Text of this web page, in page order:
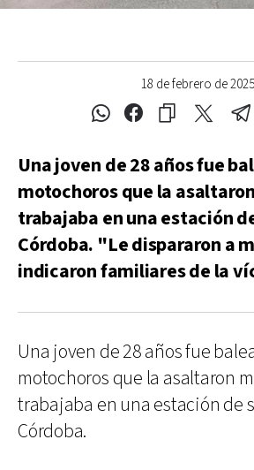
18 de febrero de 2025
Una joven de 28 años fue
motochoros que la
trabajaba en una estación
Córdoba. "Le dispararon a
indicaron familiares de la
Una joven de 28 años fue
motochoros que la asaltaron
trabajaba en una estación de
Córdoba.